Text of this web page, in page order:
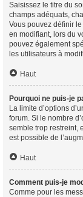
Saisissez le titre du
champs adéquats,
Vous pouvez définir
en modifiant, lors du
pouvez également
les utilisateurs à
Haut
Pourquoi ne puis-je
La limite d’options
forum. Si le nombre
semble trop restreint,
est possible de
Haut
Comment puis-je
Comme pour les